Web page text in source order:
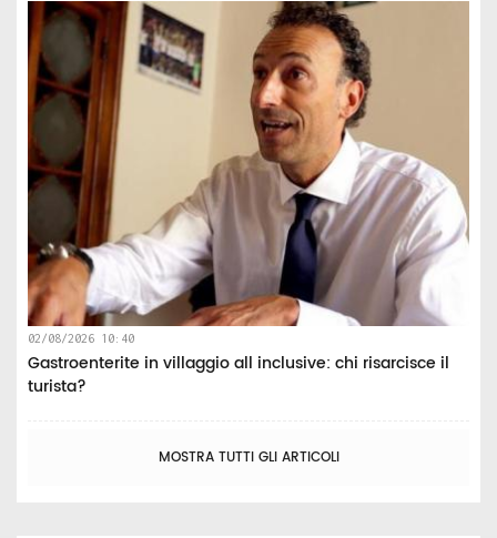
02/08/2026 10:40
Gastroenterite in villaggio all inclusive: chi risarcisce il
turista?
MOSTRA TUTTI GLI ARTICOLI